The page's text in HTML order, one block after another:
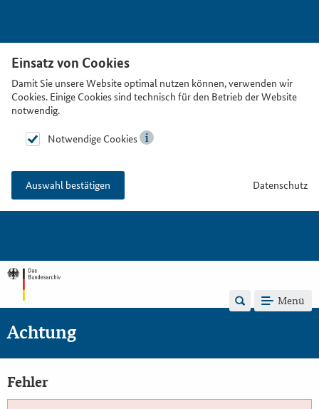
Einsatz von Cookies
Damit Sie unsere Website optimal nutzen können, verwenden wir
Cookies. Einige Cookies sind technisch für den Betrieb der Website
notwendig.
Notwendige Cookies
Auswahl bestätigen Datenschutz
Menü
Achtung
Fehler